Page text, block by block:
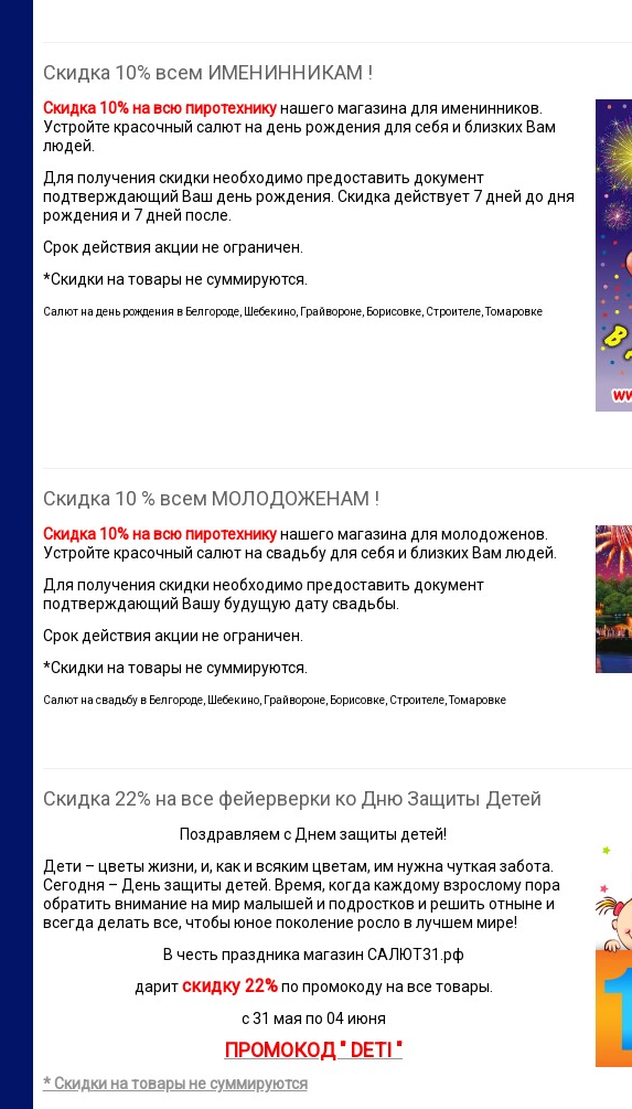
Скидка 10% всем ИМЕНИННИКАМ !
Скидка 10% на всю пиротехнику нашего магазина для именинников.
Устройте красочный салют на день рождения для себя и близких Вам
людей.
Для получения скидки необходимо предоставить документ
подтверждающий Ваш день рождения. Скидка действует 7 дней до дня
рождения и 7 дней после.
Срок действия акции не ограничен.
*Скидки на товары не суммируются.
Салют на день рождения в Белгороде, Шебекино, Грайвороне, Борисовке, Строителе, Томаровке
Скидка 10 % всем МОЛОДОЖЕНАМ !
Скидка 10% на всю пиротехнику нашего магазина для молодоженов.
Устройте красочный салют на свадьбу для себя и близких Вам людей.
Для получения скидки необходимо предоставить документ
подтверждающий Вашу будущую дату свадьбы.
Срок действия акции не ограничен.
*Скидки на товары не суммируются.
Салют на свадьбу в Белгороде, Шебекино, Грайвороне, Борисовке, Строителе, Томаровке
Скидка 22% на все фейерверки ко Дню Защиты Детей
Поздравляем с Днем защиты детей!
Дети – цветы жизни, и, как и всяким цветам, им нужна чуткая забота.
Сегодня – День защиты детей. Время, когда каждому взрослому пора
обратить внимание на мир малышей и подростков и решить отныне и
всегда делать все, чтобы юное поколение росло в лучшем мире!
В честь праздника магазин САЛЮТ31.рф
даритскидку 22% по промокоду на все товары.
c 31 мая по 04 июня
ПРОМОКОД " DETI "
* Скидки на товары не суммируются